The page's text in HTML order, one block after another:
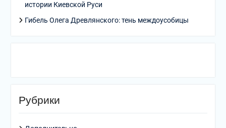
истории Киевской Руси
Гибель Олега Древлянского: тень междоусобицы
Рубрики